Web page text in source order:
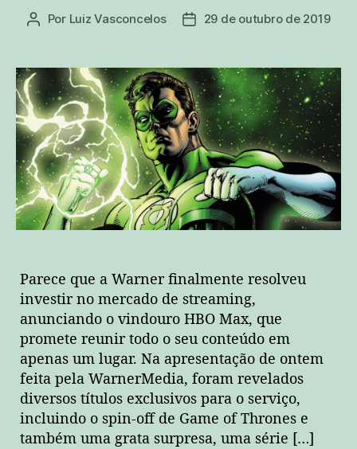
Autor
Por Luiz Vasconcelos
Data29 de outubro de 2019
Parece que a Warner finalmente resolveu
investir no mercado de streaming,
anunciando o vindouro HBO Max, que
promete reunir todo o seu conteúdo em
apenas um lugar. Na apresentação de ontem
feita pela WarnerMedia, foram revelados
diversos títulos exclusivos para o serviço,
incluindo o spin-off de Game of Thrones e
também uma grata surpresa, uma série […]